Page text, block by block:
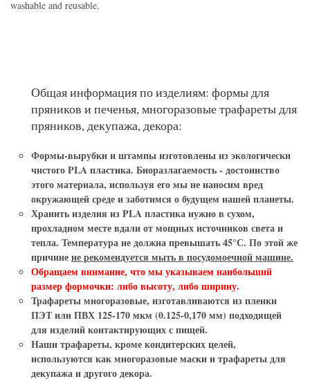
washable and reusable.
Общая информация по изделиям: формы для
пряников и печенья, многоразовые трафареты для
пряников, декупажа, декора:
Формы-вырубки и штампыизготовлены из экологически
чистого PLA пластика. Биоразлагаемость - достоинство
этого материала, используя его мы не наносим вред
окружающей среде и заботимся о будущем нашей планеты.
Хранить изделия из PLA пластика нужно в сухом,
прохладном месте вдали от мощных источников света и
тепла. Температура не должна превышать 45°С. По этой же
причинене рекомендуется мыть в посудомоечной машине.
Обращаем внимание, что мы указываем наибольший
размер формочки: либо высоту, либо ширину.
Трафареты многоразовые, изготавливаются из пленки
ПЭТ или ПВХ 125-170 мкм (0.125-0,170 мм) подходящей
для изделий контактирующих с пищей.
Нашитрафареты, кроме кондитерских целей,
используются какмногоразовые маски и трафареты для
декупажа и другого декора.